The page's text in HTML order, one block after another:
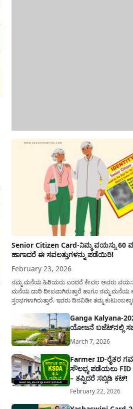
Senior Citizen Card-ನಿಮ್ಮ ವಯಸ್ಸು 60
ಹಾಗಾದರೆ ಈ ಸವಲತ್ತುಗಳನ್ನು ಪಡೆಯಿರಿ!
February 23, 2026
ನಮ್ಮ ಮನೆಯ ಹಿರಿಯರು ಎಂದರೆ ಕೇವಲ ಅವರು
ಮನೆಯ ದಾರಿ ದೀಪವಾಗಿರುತ್ತಾರೆ ಹಾಗೂ ನಮ್ಮ ಮನೆಯ
ಸ್ತಂಭಗಳಾಗಿರುತ್ತಾರೆ. ಇವರು ದಿನವಿಡೀ ತಮ್ಮ
ನೆಮ್ಮದಿಯಿಂದ ಕಳೆಯಬೇಕೆಂಬುದು ಪ್ರತಿಯೊಬ್ಬರ
ಸರ್ಕಾರವು ಹಿರಿಯ ನಾಗರಿಕರ ಗುರುತಿನ ಚೀಟಿ...
Ganga Kalyana-
ಯೋಜನೆ ಬಜೆಟ್‌ನಲ್ಲಿ
March 7, 2026
Farmer ID-ರೈತರ
ಸೌಲಭ್ಯ ಪಡೆಯಲು
– ತಪ್ಪಿದರೆ ಸಬ್ಸಿಡಿ ಕಟ್!
February 22, 2026